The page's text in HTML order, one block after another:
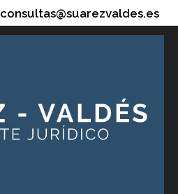
consultas@suarezvaldes.es